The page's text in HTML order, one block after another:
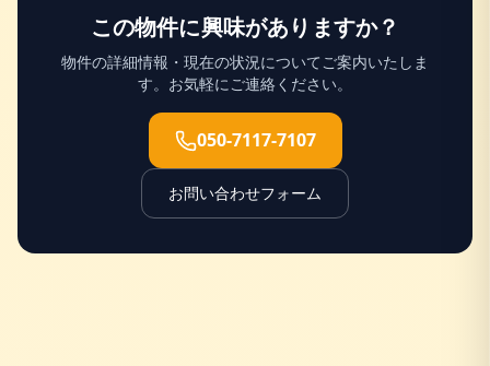
この物件に興味がありますか？
物件の詳細情報・現在の状況についてご案内いたしま
す。お気軽にご連絡ください。
050-7117-7107
お問い合わせフォーム